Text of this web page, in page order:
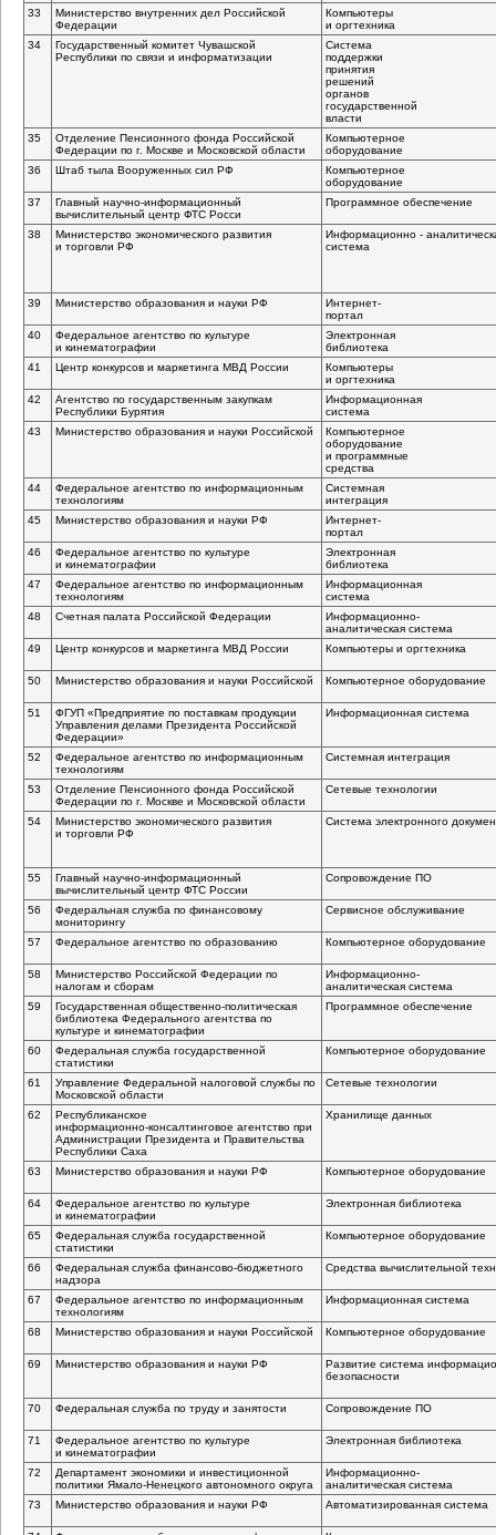
33
Министерство внутренних дел Российской
Федерации
Компьютеры
и оргтехника
34
Государственный комитет Чувашской
Республики по связи и информатизации
Система
поддержки
принятия
решений
органов
государственной
власти
35
Отделение Пенсионного фонда Российской
Федерации по г. Москве и Московской области
Компьютерное
оборудование
36
Штаб тыла Вооруженных сил РФ
Компьютерное
оборудование
37
Главный научно-информационный
вычислительный центр ФТС Росси
Программное обеспечение
38
Министерство экономического развития
и торговли РФ
Информационно -
система
39 Министерство образования и науки РФ
Интернет-
портал
40
Федеральное агентство по культуре
и кинематографии
Электронная
библиотека
41
Центр конкурсов и маркетинга МВД России
Компьютеры
и оргтехника
42
Агентство по государственным закупкам
Республики Бурятия
Информационная
система
43
Министерство образования и науки Российской
Компьютерное
оборудование
и программные
средства
44
Федеральное агентство по информационным
технологиям
Системная
интеграция
45
Министерство образования и науки РФ
Интернет-
портал
46
Федеральное агентство по культуре
и кинематографии
Электронная
библиотека
47
Федеральное агентство по информационным
технологиям
Информационная
система
48
Счетная палата Российской Федерации
Информационно-
аналитическая система
49
Центр конкурсов и маркетинга МВД России Компьютеры и оргтехника
50 Министерство образования и науки Российской Компьютерное оборудование
51
ФГУП «Предприятие по поставкам продукции
Управления делами Президента Российской
Федерации»
Информационная система
52
Федеральное агентство по информационным
технологиям
Системная интеграция
53
Отделение Пенсионного фонда Российской
Федерации по г. Москве и Московской области
Сетевые технологии
54
Министерство экономического развития
и торговли РФ
Система электронного
55 Главный научно-информационный
вычислительный центр ФТС России
Сопровождение ПО
56
Федеральная служба по финансовому
мониторингу
Сервисное обслуживание
57 Федеральное агентство по образованию Компьютерное оборудование
58
Министерство Российской Федерации по
налогам и сборам
Информационно-
аналитическая система
59
Государственная общественно-политическая
библиотека Федерального агентства по
культуре и кинематографии
Программное обеспечение
60
Федеральная служба государственной
статистики
Компьютерное оборудование
61
Управление Федеральной налоговой службы по
Московской области
Сетевые технологии
62
Республиканское
информационно-консалтинговое агентство при
Администрации Президента и Правительства
Республики Саха
Хранилище данных
63 Министерство образования и науки РФ Компьютерное оборудование
64
Федеральное агентство по культуре
и кинематографии
Электронная библиотека
65
Федеральная служба государственной
статистики
Компьютерное оборудование
66 Федеральная служба финансово-бюджетного
надзора
Средства вычислительной
67
Федеральное агентство по информационным
технологиям
Информационная система
68 Министерство образования и науки Российской Компьютерное оборудование
69 Министерство образования и науки РФ
Развитие система
безопасности
70 Федеральная служба по труду и занятости Сопровождение ПО
71
Федеральное агентство по культуре
и кинематографии
Электронная библиотека
72
Департамент экономики и инвестиционной
политики Ямало-Ненецкого автономного округа
Информационно-
аналитическая система
73
Министерство образования и науки РФ Автоматизированная система